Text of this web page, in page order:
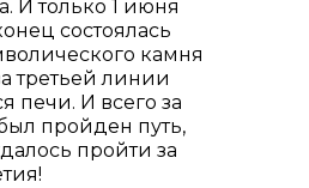
И только 1 июня
состоялась
камня
третьей линии
печи. И всего за
пройден путь,
пройти за